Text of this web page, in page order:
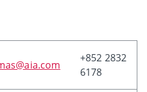
+852 2832
6178